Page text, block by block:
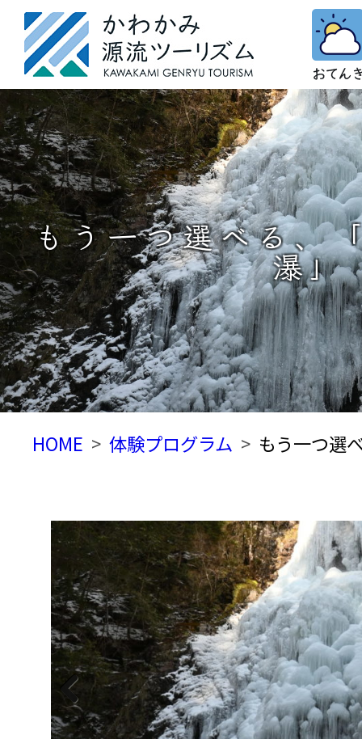
もう一つ選べる、
瀑」
HOME 体験プログラム もう一つ選